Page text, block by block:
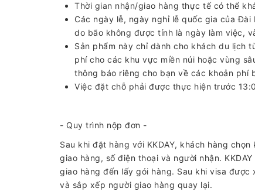
Thời gian nhận/giao hàng thực tế có thể
Các ngày lễ, ngày nghỉ lễ quốc gia của
do bão không được tính là ngày làm việc,
Sản phẩm này chỉ dành cho khách du lịch
phí cho các khu vực miền núi hoặc vùng
thông báo riêng cho bạn về các khoản phí
Việc đặt chỗ phải được thực hiện trước
- Quy trình nộp đơn -
Sau khi đặt hàng với KKDAY, khách hàng
giao hàng, số điện thoại và người nhận.
giao hàng đến lấy gói hàng. Sau khi visa được
và sắp xếp người giao hàng quay lại.